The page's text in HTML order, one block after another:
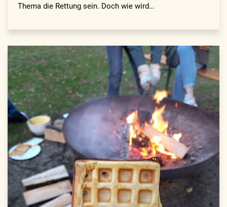
Thema die Rettung sein. Doch wie wird…